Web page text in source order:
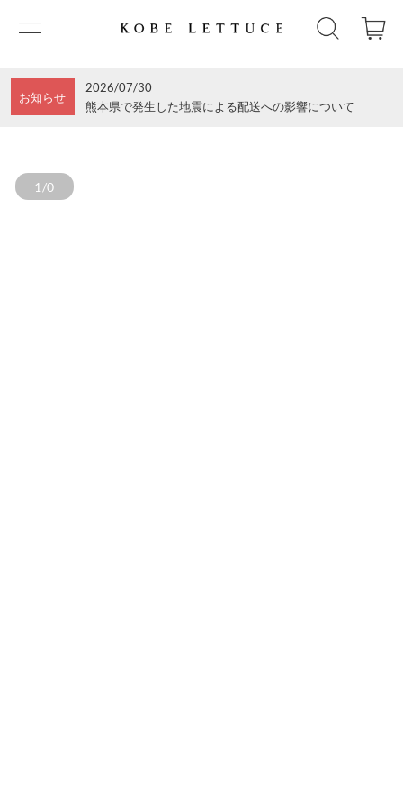
お知らせ
2026/07/30
熊本県で発生した地震による配送への影響について
1/0